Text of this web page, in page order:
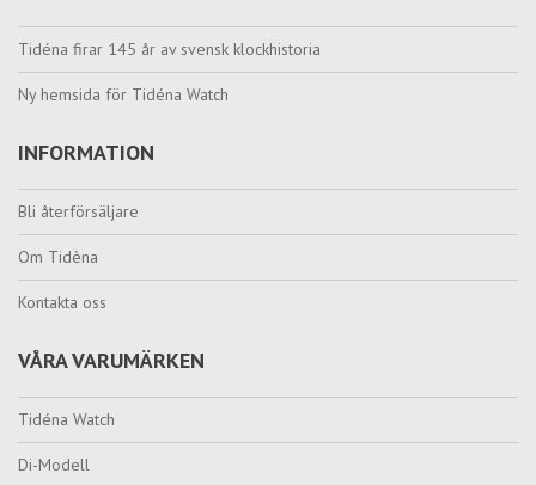
Tidéna firar 145 år av svensk klockhistoria
Ny hemsida för Tidéna Watch
INFORMATION
Bli återförsäljare
Om Tidèna
Kontakta oss
VÅRA VARUMÄRKEN
Tidéna Watch
Di-Modell